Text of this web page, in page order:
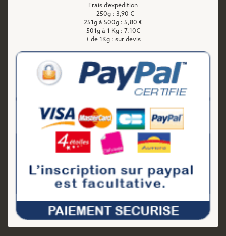
Frais d'expédition
- 250g : 3,90 €
251g à 500g : 5,80 €
501g à 1 Kg : 7.10€
+ de 1Kg : sur devis